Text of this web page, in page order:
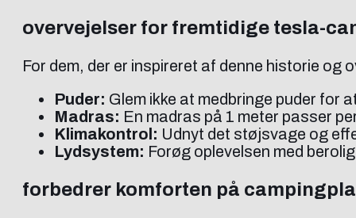
overvejelser for fremtidige tesla-
For dem, der er inspireret af denne historie og
Puder: Glem ikke at medbringe puder for
Madras: En madras på 1 meter passer
Klimakontrol: Udnyt det støjsvage og
Lydsystem: Forøg oplevelsen med
forbedrer komforten på